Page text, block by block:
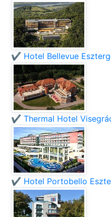
✔️ Hotel Bellevue
✔️ Thermal Hotel
✔️ Hotel Portobello